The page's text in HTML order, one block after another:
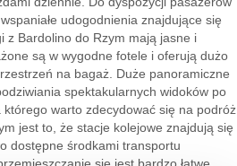
udogodnienia znajdujące się
z Bardolino do Rzym mają jasne i
są w wygodne fotele i oferują dużo
na bagaż. Duże panoramiczne
spektakularnych widoków po
warto zdecydować się na podróż
jest to, że stacje kolejowe znajdują się
dostępne środkami transportu